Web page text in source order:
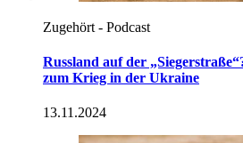
Zugehört - Podcast
Russland auf der
zum Krieg in der Ukraine
13.11.2024